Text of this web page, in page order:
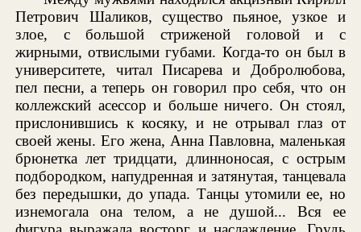
Петрович Шаликов, существо пьяное, узкое и
злое, с большой стриженой головой и с
жирными, отвислыми губами. Когда-то он был в
университете, читал Писарева и Добролюбова,
пел песни, а теперь он говорил про себя, что он
коллежский асессор и больше ничего. Он стоял,
прислонившись к косяку, и не отрывал глаз от
своей жены. Его жена, Анна Павловна, маленькая
брюнетка лет тридцати, длинноносая, с острым
подбородком, напудренная и затянутая, танцевала
без передышки, до упада. Танцы утомили ее, но
изнемогала она телом, а не душой... Вся ее